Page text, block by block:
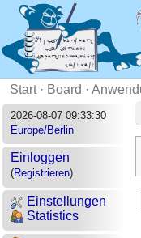
Start· Board ·
2026-08-07 09:33:30
Europe/Berlin
Einloggen
(Registrieren)
Einstellungen
Statistics